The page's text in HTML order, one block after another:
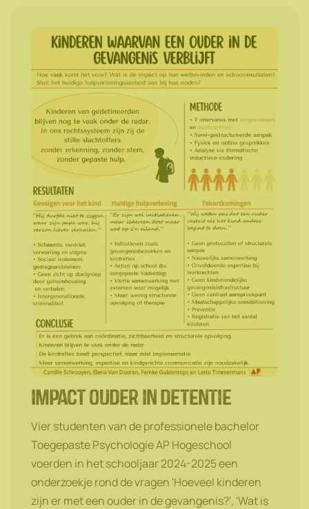
impact ouder in detentie
Vier studenten van de professionele bachelor
Toegepaste Psychologie AP Hogeschool
voerden in het schooljaar 2024-2025 een
onderzoekje rond de vragen 'Hoeveel kinderen
zijn er met een ouder in de gevangenis?', 'Wat is